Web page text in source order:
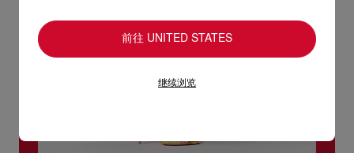
前往 UNITED STATES
继续浏览